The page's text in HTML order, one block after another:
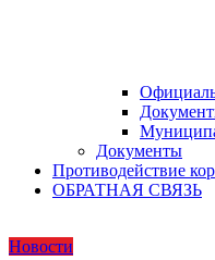
Документы
Противодействие
ОБРАТНАЯ СВЯЗЬ
Новости